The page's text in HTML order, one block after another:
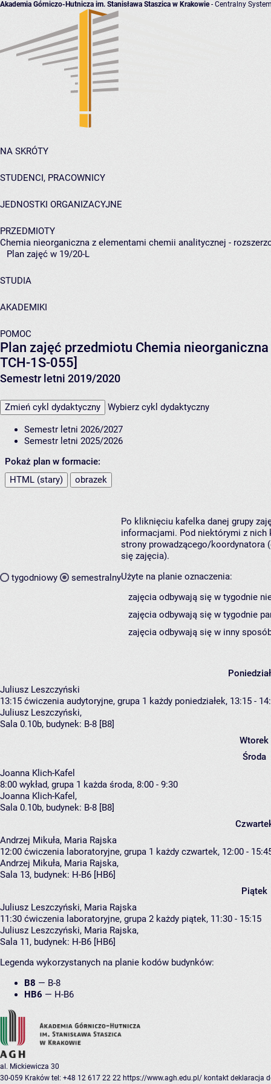
Akademia Górniczo-Hutnicza im. Stanisława Staszica w Krakowie- Centralny
NA SKRÓTY
STUDENCI, PRACOWNICY
JEDNOSTKI ORGANIZACYJNE
PRZEDMIOTY
Chemia nieorganiczna z elementami chemii analitycznej -
Plan zajęć w 19/20-L
STUDIA
AKADEMIKI
POMOC
Plan zajęć przedmiotu Chemia
TCH-1S-055]
Semestr letni 2019/2020
Zmień cykl dydaktyczny Wybierz cykl dydaktyczny
Semestr letni 2026/2027
Semestr letni 2025/2026
Pokaż plan w formacie:
HTML (stary)
obrazek
tygodniowy semestralny
Po kliknięciu kafelka danej grupy
informacjami. Pod niektórymi z nich
strony prowadzącego/koordynatora
się zajęcia).
Użyte na planie oznaczenia:
zajęcia odbywają się w tygodnie
zajęcia odbywają się w tygodnie
zajęcia odbywają się w inny
Juliusz Leszczyński
13:15 ćwiczenia audytoryjne, grupa 1 każdy poniedziałek, 13:15 -
Juliusz Leszczyński,
Sala 0.10b, budynek: B-8 [B8]
Wtorek
Środa
Joanna Klich-Kafel
8:00 wykład, grupa 1 każda środa, 8:00 - 9:30
Joanna Klich-Kafel ,
Sala 0.10b, budynek: B-8 [B8]
Andrzej Mikuła, Maria Rajska
12:00 ćwiczenia laboratoryjne, grupa 1 każdy czwartek, 12:00 -
Andrzej Mikuła, Maria Rajska,
Sala 13, budynek: H-B6 [HB6]
Piątek
Juliusz Leszczyński, Maria Rajska
11:30 ćwiczenia laboratoryjne, grupa 2 każdy piątek, 11:30 - 15:15
Juliusz Leszczyński, Maria Rajska,
Sala 11, budynek: H-B6 [HB6]
Legenda wykorzystanych na planie kodów budynków:
B8 — B-8
HB6 — H-B6
al. Mickiewicza 30
30-059 Kraków tel: +48 12 617 22 22 https://www.agh.edu.pl/ kontakt deklaracja